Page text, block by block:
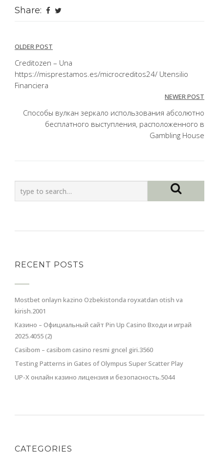
Share:
Post
navigation
OLDER POST
Creditozen – Una
https://misprestamos.es/microcreditos24/ Utensilio
Financiera
NEWER POST
Способы вулкан зеркало использования абсолютно
бесплатного выступления, расположенного в
Gambling House
RECENT POSTS
Mostbet onlayn kazino Ozbekistonda royxatdan otish va
kirish.2001
Казино – Официальный сайт Pin Up Casino Входи и играй
2025.4055 (2)
Casibom – casibom casino resmi gncel giri.3560
Testing Patterns in Gates of Olympus Super Scatter Play
UP-X онлайн казино лицензия и безопасность.5044
CATEGORIES